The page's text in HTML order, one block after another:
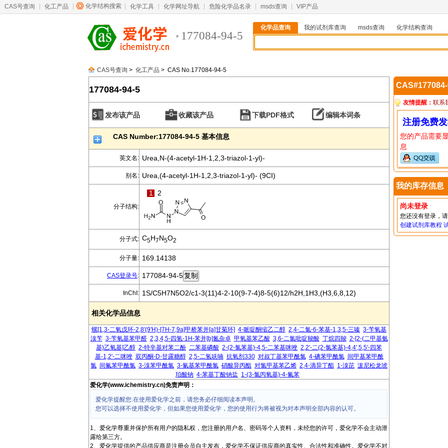
CAS号查询 化工产品 化学结构搜索 化学工具 化学网址导航 危险化学品名录 msds查询 VIP产品
177084-94-5
化学品查询 我的试剂库查询 msds查询
化学结构查询
CAS号查询 > 化工产品 > CAS No.177084-94-5
177084-94-5
发布该产品 收藏该产品 下载PDF格式 编辑本词条
CAS Number:177084-94-5 基本信息
英文名: Urea,N-(4-acetyl-1H-1,2,3-triazol-1-yl)-
别名: Urea,(4-acetyl-1H-1,2,3-triazol-1-yl)- (9CI)
分子结构:
1 2
分子式: C5H7N5O2
分子量: 169.14138
CAS登录号: 177084-94-5
InChI: 1S/C5H7N5O2/c1-3(11)4-2-10(9-7-4)8-5(6)12/h2H,1H3,(H3,6,8,12)
相关化学品信息
螺[1,3-二氧戊环-2,8'(9'H)-[7H-7,9a]甲桥苯并[a]甘菊环] 4-哌啶酮缩乙二醇 2,4-二氯-6-苯基-1,3,5-三嗪 3-苄氧基
溴苄 3-苄氧基苯甲醛 2,3,4,5-四氢-1H-苯并[b]氮杂卓 甲氧基苯乙酸 3,6-二氯吡啶羧酸 丁烷四羧 2-[2-(二甲基氨
基)乙氧基]乙醇 2-特辛基对苯二酚 二苯基磷酸 2-(2-氯苯基)-4,5-二苯基咪唑 2,2'-二(2-氯苯基)-4,4',5,5'-四苯
基-1,2'-二咪唑 双丙酮-D-甘露糖醇 2,5-二氢呋喃 抗氧剂330 对叔丁基苯甲酰氯 4-碘苯甲酰氯 间甲基苯甲酰
氯 间氟苯甲酰氯 3-溴苯甲酰氯 3-氰基苯甲酰氯 硝酸异丙酯 对氯甲基苯乙烯 2,4-滴异丁酯 1-溴芘 泼尼松龙琥
珀酸钠 4-苯基丁酸钠盐 1-(3-氯丙氧基)-4-氟苯
爱化学(www.ichemistry.cn)免责声明：
爱化学提醒您:在使用爱化学之前，请您务必仔细阅读本声明。
您可以选择不使用爱化学，但如果您使用爱化学，您的使用行为将被视为对本声明全部内容的认可。
1、爱化学尊重并保护所有用户的隐私权，您注册的用户名、密码等个人资料，未经您的许可，爱化学不会主动泄
露给第三方。
2、爱化学提供的产品供应商是注册会员自主发布，爱化学不保证供应商的真实性、合法性和准确性。爱化学不对
友情提醒： 联系
注册免费
您的产品需要
息
我的库存信息
尚未登录
您还没有登录，
创建试剂库教程